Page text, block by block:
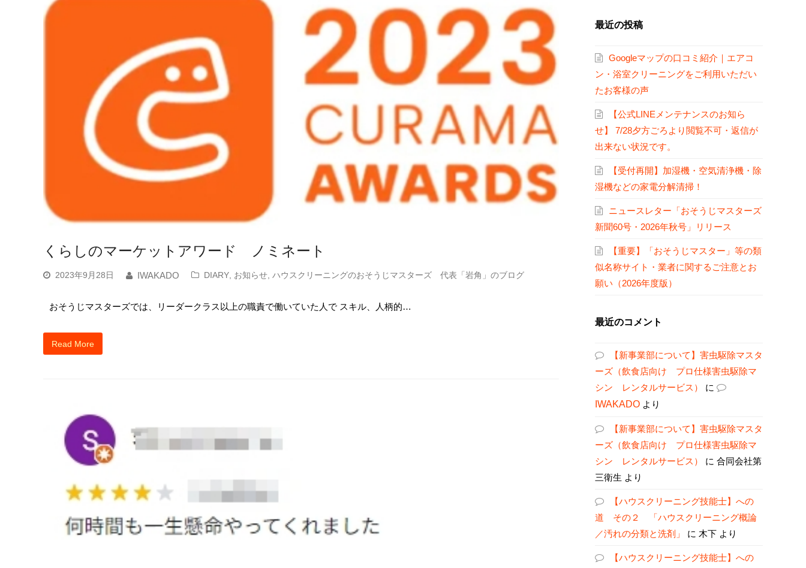
くらしのマーケットアワード ノミネート
2023年9月28日 IWAKADO DIARY, お知らせ, ハウスクリーニングのおそうじマスターズ 代表「岩角」のブログ
おそうじマスターズでは、リーダークラス以上の職責で働いていた人で スキル、人柄的…
Read More
最近の投稿
Googleマップの口コミ紹介｜エアコ
ン・浴室クリーニングをご利用いただい
たお客様の声
【公式LINEメンテナンスのお知ら
せ】 7/28夕方ごろより閲覧不可・返信が
出来ない状況です。
【受付再開】加湿機・空気清浄機・除
湿機などの家電分解清掃！
ニュースレター「おそうじマスターズ
新聞60号・2026年秋号」リリース
【重要】「おそうじマスター」等の類
似名称サイト・業者に関するご注意とお
願い（2026年度版）
最近のコメント
【新事業部について】害虫駆除マスタ
ーズ（飲食店向け プロ仕様害虫駆除マ
シン レンタルサービス）
に
IWAKADO より
【新事業部について】害虫駆除マスタ
ーズ（飲食店向け プロ仕様害虫駆除マ
シン レンタルサービス）
に 合同会社第
三衛生 より
【ハウスクリーニング技能士】への
道 その２ 「ハウスクリーニング概論
／汚れの分類と洗剤」
に 木下 より
【ハウスクリーニング技能士】への